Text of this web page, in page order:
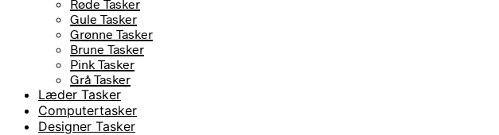
Røde Tasker
Gule Tasker
Grønne Tasker
Brune Tasker
Pink Tasker
Grå Tasker
Læder Tasker
Computertasker
Designer Tasker